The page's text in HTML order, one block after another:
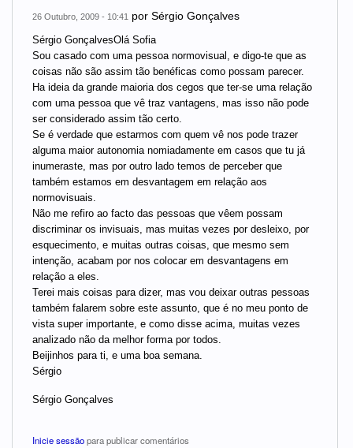
26 Outubro, 2009 - 10:41 por Sérgio Gonçalves
Sérgio GonçalvesOlá Sofia
Sou casado com uma pessoa normovisual, e digo-te que as
coisas não são assim tão benéficas como possam parecer.
Ha ideia da grande maioria dos cegos que ter-se uma relação
com uma pessoa que vê traz vantagens, mas isso não pode
ser considerado assim tão certo.
Se é verdade que estarmos com quem vê nos pode trazer
alguma maior autonomia nomiadamente em casos que tu já
inumeraste, mas por outro lado temos de perceber que
também estamos em desvantagem em relação aos
normovisuais.
Não me refiro ao facto das pessoas que vêem possam
discriminar os invisuais, mas muitas vezes por desleixo, por
esquecimento, e muitas outras coisas, que mesmo sem
intenção, acabam por nos colocar em desvantagens em
relação a eles.
Terei mais coisas para dizer, mas vou deixar outras pessoas
também falarem sobre este assunto, que é no meu ponto de
vista super importante, e como disse acima, muitas vezes
analizado não da melhor forma por todos.
Beijinhos para ti, e uma boa semana.
Sérgio
Sérgio Gonçalves
Inicie sessãopara publicar comentários